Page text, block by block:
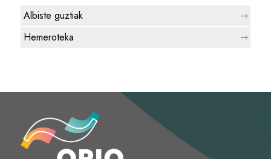
Albiste guztiak
Hemeroteka